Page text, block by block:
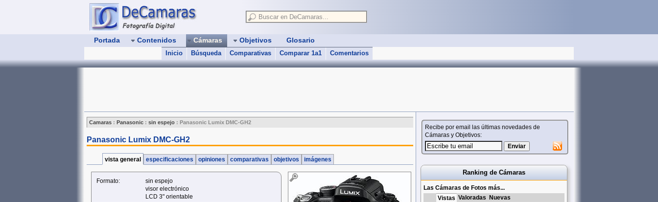
Portada Contenidos Cámaras
Inicio Búsqueda Comparativas Comparar 1a1 Comentarios
Objetivos Glosario
Camaras : Panasonic : sin espejo : Panasonic Lumix DMC-GH2
Panasonic Lumix DMC-GH2
vista general especificaciones opiniones comparativas objetivos imágenes
Formato:
sin espejo
visor electrónico
LCD 3" orientable
Recibe por email las últimas novedades de
Cámaras y Objetivos:
Ranking de Cámaras
Las Cámaras de Fotos más...
Vistas Valoradas Nuevas